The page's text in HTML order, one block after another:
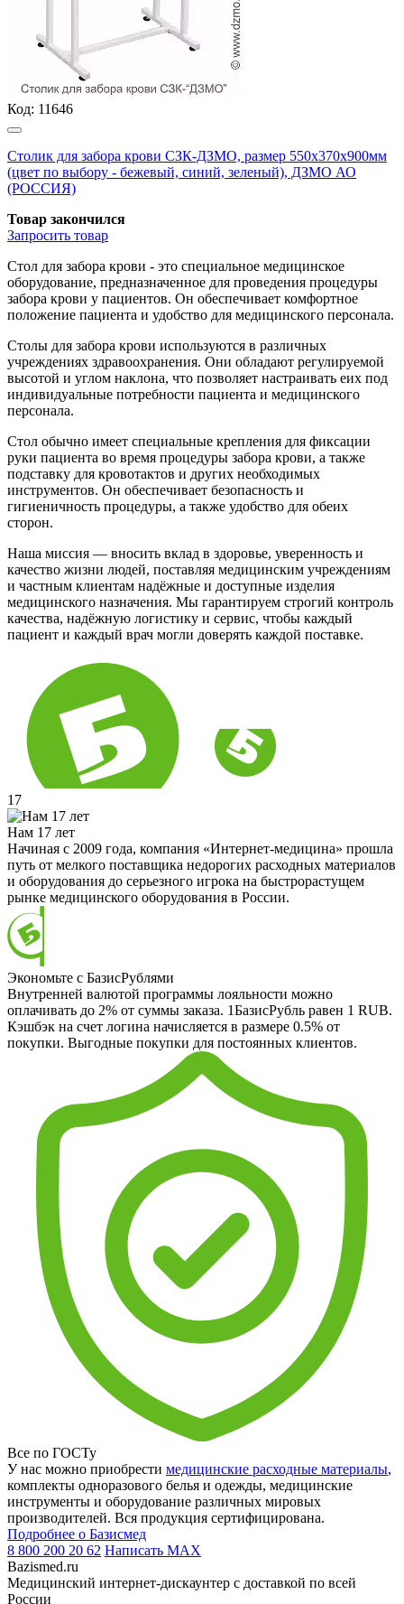
Код: 11646
Столик для забора крови СЗК-ДЗМО, размер 550х370х900мм
(цвет по выбору - бежевый, синий, зеленый), ДЗМО АО
(РОССИЯ)
Товар закончился
Запросить товар
Стол для забора крови - это специальное медицинское
оборудование, предназначенное для проведения процедуры
забора крови у пациентов. Он обеспечивает комфортное
положение пациента и удобство для медицинского персонала.
Столы для забора крови используются в различных
учреждениях здравоохранения. Они обладают регулируемой
высотой и углом наклона, что позволяет настраивать еих под
индивидуальные потребности пациента и медицинского
персонала.
Стол обычно имеет специальные крепления для фиксации
руки пациента во время процедуры забора крови, а также
подставку для кровотактов и других необходимых
инструментов. Он обеспечивает безопасность и
гигиеничность процедуры, а также удобство для обеих
сторон.
Наша миссия — вносить вклад в здоровье, уверенность и
качество жизни людей, поставляя медицинским учреждениям
и частным клиентам надёжные и доступные изделия
медицинского назначения. Мы гарантируем строгий контроль
качества, надёжную логистику и сервис, чтобы каждый
пациент и каждый врач могли доверять каждой поставке.
17
Нам 17 лет
Начиная с 2009 года, компания «Интернет-медицина» прошла
путь от мелкого поставщика недорогих расходных материалов
и оборудования до серьезного игрока на быстрорастущем
рынке медицинского оборудования в России.
Экономьте с БазисРублями
Внутренней валютой программы лояльности можно
оплачивать до 2% от суммы заказа. 1БазисРубль равен 1 RUB.
Кэшбэк на счет логина начисляется в размере 0.5% от
покупки. Выгодные покупки для постоянных клиентов.
Все по ГОСТу
У нас можно приобрести медицинские расходные материалы,
комплекты одноразового белья и одежды, медицинские
инструменты и оборудование различных мировых
производителей. Вся продукция сертифицирована.
Подробнее о Базисмед
8 800 200 20 62 Написать MAX
Bazismed.ru
Медицинский интернет-дискаунтер с доставкой по всей
России